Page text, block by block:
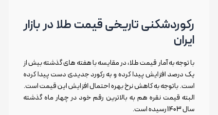
رکوردشکنی تاریخی قیمت طلا در بازار
ایران
با توجه به آمار قیمت طلا، در مقایسه با هفته های گذشته بیش از
یک درصد افزایش پیدا کرده و به رکورد جدیدی دست پیدا کرده
است. باتوجه به کاهش نرخ بهره احتمال افزایش این قیمت است.
البته قیمت نقره هم به بالاترین رقم خود در چهار ماه گذشته
سال 1403 رسیده است.